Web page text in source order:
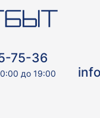
75-36
до 19:00